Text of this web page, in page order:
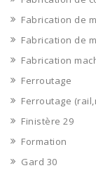
Fabrication de
Fabrication de
Fabrication
Ferroutage
Ferroutage
Finistère 29
Formation
Gard 30